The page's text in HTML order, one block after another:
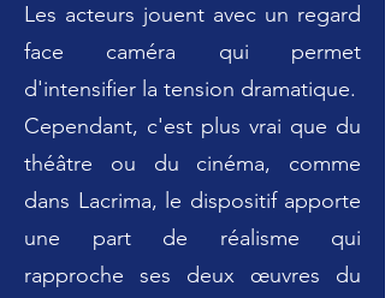
Les acteurs jouent avec un regard
face caméra qui permet
d'intensifier la tension dramatique.
Cependant, c'est plus vrai que du
théâtre ou du cinéma, comme
dans Lacrima, le dispositif apporte
une part de réalisme qui
rapproche ses deux œuvres du